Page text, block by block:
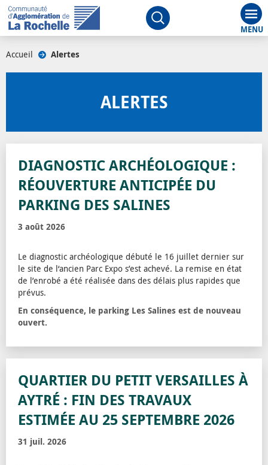
Ouvrir le moteur de
Accueil Alertes
ALERTES
DIAGNOSTIC ARCHÉOLOGIQUE :
RÉOUVERTURE ANTICIPÉE DU
PARKING DES SALINES
3 août 2026
Le diagnostic archéologique débuté le 16 juillet dernier sur
le site de l‘ancien Parc Expo s’est achevé. La remise en état
de l’enrobé a été réalisée dans des délais plus rapides que
prévus.
En conséquence, le parking Les Salines est de nouveau
ouvert.
QUARTIER DU PETIT VERSAILLES À
AYTRÉ : FIN DES TRAVAUX
ESTIMÉE AU 25 SEPTEMBRE 2026
31 juil. 2026